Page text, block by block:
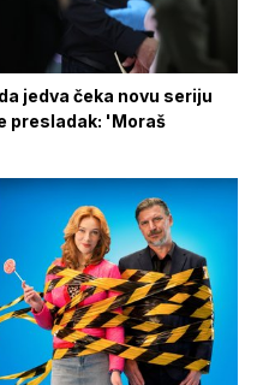
jedva čeka novu seriju
presladak: 'Moraš